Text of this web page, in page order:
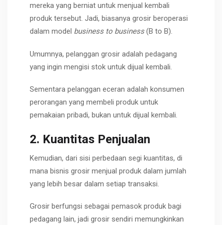
mereka yang berniat untuk menjual kembali
produk tersebut. Jadi, biasanya grosir beroperasi
dalam model business to business(B to B).
Umumnya, pelanggan grosir adalah pedagang
yang ingin mengisi stok untuk dijual kembali.
Sementara pelanggan eceran adalah konsumen
perorangan yang membeli produk untuk
pemakaian pribadi, bukan untuk dijual kembali.
2. Kuantitas Penjualan
Kemudian, dari sisi perbedaan segi kuantitas, di
mana bisnis grosir menjual produk dalam jumlah
yang lebih besar dalam setiap transaksi.
Grosir berfungsi sebagai pemasok produk bagi
pedagang lain, jadi grosir sendiri memungkinkan